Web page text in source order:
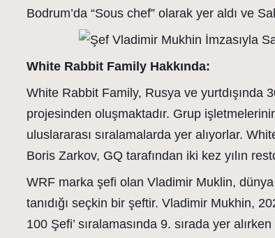
Bodrum’da “Sous chef” olarak yer aldı ve
White Rabbit Family Hakkında:
White Rabbit Family, Rusya ve yurtdışında
projesinden oluşmaktadır. Grup
uluslararası sıralamalarda yer alıyorlar.
Boris Zarkov, GQ tarafından iki kez yılın
WRF marka şefi olan Vladimir Muklin, dünya
tanıdığı seçkin bir şeftir. Vladimir Mukhin,
100 Şefi’ sıralamasında 9. sırada yer alırken